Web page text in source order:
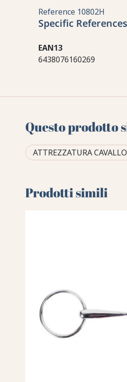
Reference 10802H
Specific References
EAN13
6438076160269
Questo prodotto
ATTREZZATURA CAVALLO
Prodotti simili